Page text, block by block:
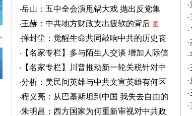
中共
图
岳山：五中全会演甩锅大戏 抛出反党集
团？
图
王赫：中共地方财政支出疲软的背后 图
掸封尘：觉醒生命共同敲响中共的历史丧
钟 图
【名家专栏】多与陌生人交谈 增加人际信
任 图
【名家专栏】川普推动新一轮关税针对中
共 图
分析：美民间英雄与中共文宣英雄有何区
别 图
程义亮：从巴基斯坦到中国 我失去自由的
两年
朱明昌：西方国家为何重新审视对中共政